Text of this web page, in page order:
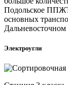
Подольское
основных
Дальневосточном
Электроугли